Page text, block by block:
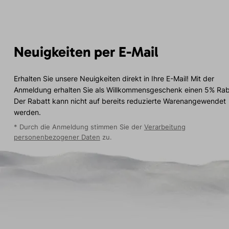
Neuigkeiten per E-Mail
Erhalten Sie unsere Neuigkeiten direkt in Ihre E-Mail! Mit der
Anmeldung erhalten Sie als Willkommensgeschenk einen 5%
Der Rabatt kann nicht auf bereits reduzierte Warenangewendet
werden.
* Durch die Anmeldung stimmen Sie der Verarbeitung
personenbezogener Daten zu.